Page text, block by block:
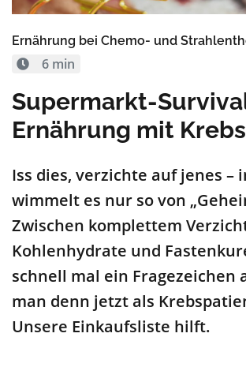
Ernährung bei Chemo- und
6 min
Supermarkt-
Ernährung mit Krebs
Iss dies, verzichte auf jenes –
wimmelt es nur so von
Zwischen komplettem
Kohlenhydrate und
schnell mal ein Fragezeichen
man denn jetzt als
Unsere Einkaufsliste hilft.